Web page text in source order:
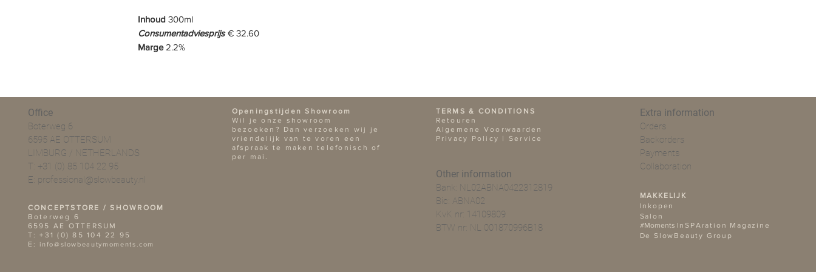
Inhoud 300ml
Consumentadviesprijs€ 32.60
Marge2.2%
Office
Boterweg 6
6595 AE OTTERSUM
LIMBURG / NETHERLANDS
T: +31 (0) 85 104 22 95
E: professional@slowbeauty.nl
CONCEPTSTORE / SHOWROOM
Boterweg 6
6595 AE OTTERSUM
T: +31 (0) 85 104 22 95
E:
info@slowbeautymoments.com
Openingstijden Showroom
Wil je onze showroom
bezoeken? Dan verzoeken wij je
vriendelijk van te voren een
afspraak te maken telefonisch of
per mai.
TERMS & CONDITIONS
Retouren
Algemene Voorwaarden
Privacy Policy | Service
Other information
Bank: NL02ABNA0422312819
Bic: ABNA02
KvK nr: 14109809
BTW nr: NL 001870996B18
Extra information
Orders
Backorders
Payments
Collaboration
MAKKELIJK
Inkopen
Salon
#Moments InSPAration Magazine
De SlowBeauty Group